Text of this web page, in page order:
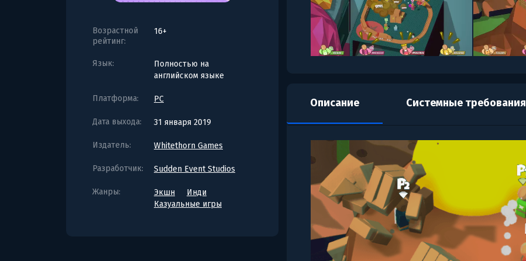
Возрастной
рейтинг:
16+
Язык:
Полностью на
английском языке
Платформа: PC
Дата выхода: 31 января 2019
Издатель: Whitethorn Games
Разработчик: Sudden Event Studios
Жанры: Экшн
Инди
Казуальные игры
Описание Системные требования